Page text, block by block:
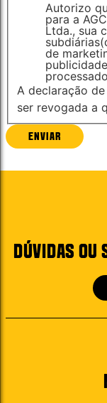
Autorizo
para a
Ltda., sua
de
A declaração
ser revogada a
ENVIAR
DÚVIDAS OU